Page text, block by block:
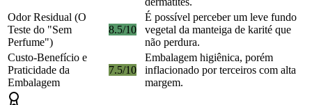
Odor Residual (O
Teste do "Sem
Perfume")
8.5/10
É possível perceber um leve fundo
vegetal da manteiga de karité que
não perdura.
Custo-Benefício e
Praticidade da
Embalagem
7.5/10
Embalagem higiênica, porém
inflacionado por terceiros com alta
margem.